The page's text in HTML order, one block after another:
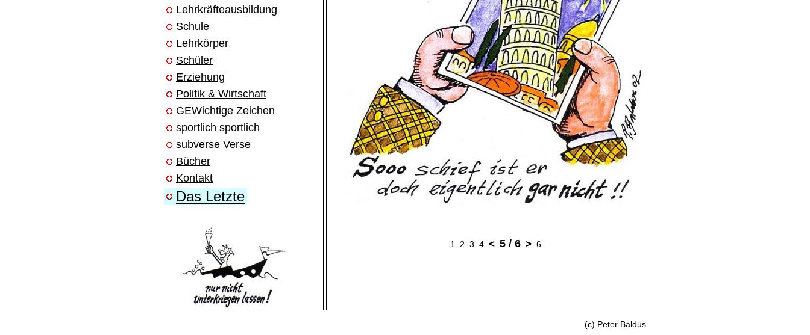
Lehrkräfteausbildung
Schule
Lehrkörper
Schüler
Erziehung
Politik & Wirtschaft
GEWichtige Zeichen
sportlich sportlich
subverse Verse
Bücher
Kontakt
Das Letzte
1 2 3 4 < 5 / 6 > 6
(c) Peter Baldus